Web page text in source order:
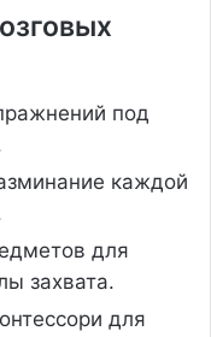
под
каждой
для
захвата.
для